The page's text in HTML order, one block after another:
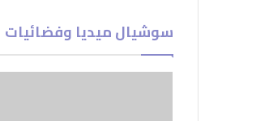
سوشيال ميديا وفضائيات